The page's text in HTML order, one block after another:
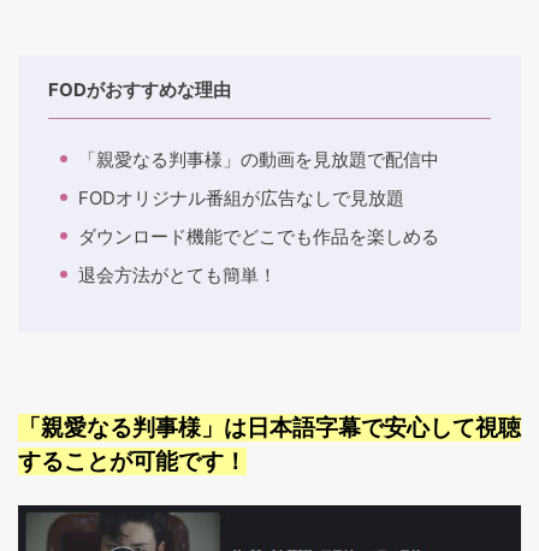
FODがおすすめな理由
「親愛なる判事様」の動画を見放題で配信中
FODオリジナル番組が広告なしで見放題
ダウンロード機能でどこでも作品を楽しめる
退会方法がとても簡単！
「親愛なる判事様」は日本語字幕で安心して視聴
することが可能です！